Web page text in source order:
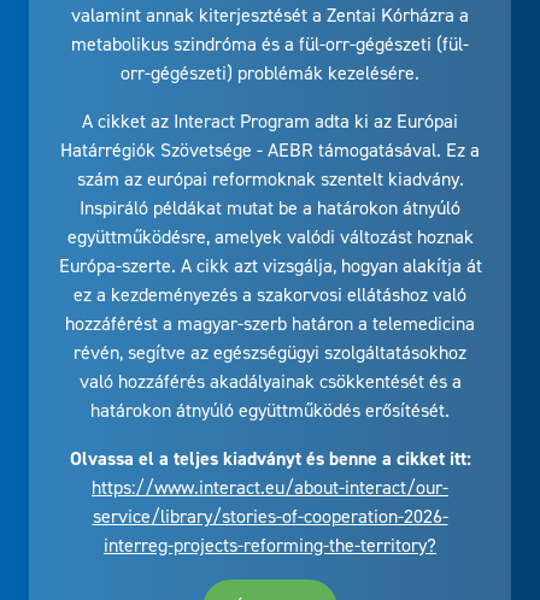
valamint annak kiterjesztését a Zentai Kórházra a
metabolikus szindróma és a fül-orr-gégészeti (fül-
orr-gégészeti) problémák kezelésére.
A cikket az Interact Program adta ki az Európai
Határrégiók Szövetsége - AEBR támogatásával. Ez a
szám az európai reformoknak szentelt kiadvány.
Inspiráló példákat mutat be a határokon átnyúló
együttműködésre, amelyek valódi változást hoznak
Európa-szerte. A cikk azt vizsgálja, hogyan alakítja át
ez a kezdeményezés a szakorvosi ellátáshoz való
hozzáférést a magyar-szerb határon a telemedicina
révén, segítve az egészségügyi szolgáltatásokhoz
való hozzáférés akadályainak csökkentését és a
határokon átnyúló együttműködés erősítését.
Olvassa el a teljes kiadványt és benne a cikket itt:
https://www.interact.eu/about-interact/our-
service/library/stories-of-cooperation-2026-
interreg-projects-reforming-the-territory?